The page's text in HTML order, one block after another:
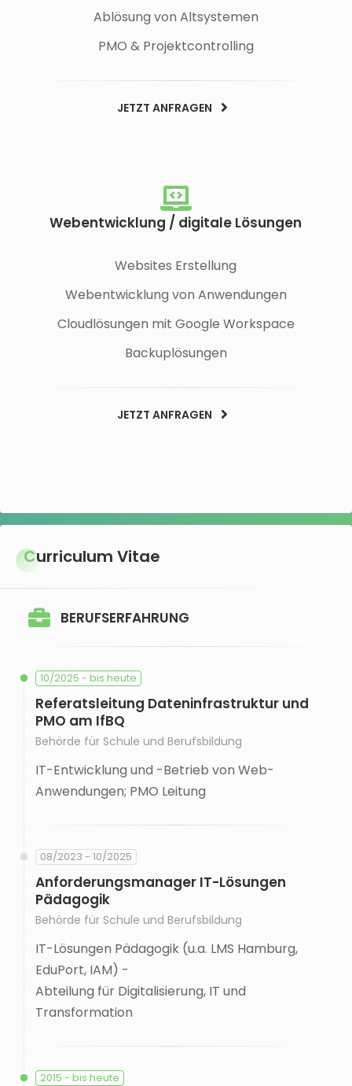
Ablösung von Altsystemen
PMO & Projektcontrolling
JETZT ANFRAGEN
Webentwicklung / digitale Lösungen
Websites Erstellung
Webentwicklung von Anwendungen
Cloudlösungen mit Google Workspace
Backuplösungen
JETZT ANFRAGEN
Curriculum Vitae
BERUFSERFAHRUNG
10/2025 - bis heute
Referatsleitung Dateninfrastruktur und
PMO am IfBQ
Behörde für Schule und Berufsbildung
IT-Entwicklung und -Betrieb von Web-
Anwendungen; PMO Leitung
08/2023 - 10/2025
Anforderungsmanager IT-Lösungen
Pädagogik
Behörde für Schule und Berufsbildung
IT-Lösungen Pädagogik (u.a. LMS Hamburg,
EduPort, IAM) -
Abteilung für Digitalisierung, IT und
Transformation
2015 - bis heute